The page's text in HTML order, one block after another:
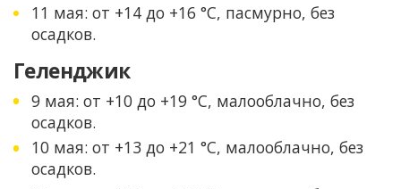
11 мая: от +14 до +16 °C, пасмурно, без
осадков.
Геленджик
9 мая: от +10 до +19 °C, малооблачно, без
осадков.
10 мая: от +13 до +21 °C, малооблачно, без
осадков.